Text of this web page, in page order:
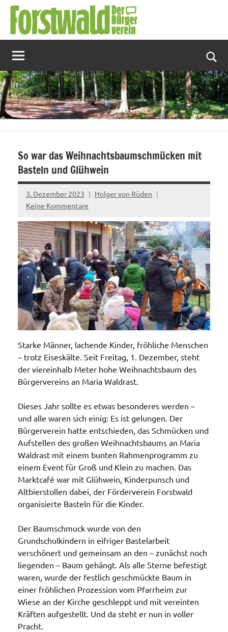
Zum
Inhalt
springen
So war das Weihnachtsbaumschmücken mit
Basteln und Glühwein
3. Dezember 2023
Holger von Rüden
Keine Kommentare
Starke Männer, lachende Kinder, fröhliche Menschen
– trotz Eiseskälte. Seit Freitag, 1. Dezember, steht
der viereinhalb Meter hohe Weihnachtsbaum des
Bürgervereins an Maria Waldrast.
Dieses Jahr sollte es etwas besonderes werden –
und alle waren sich einig: Es ist gelungen. Der
Bürgerverein hatte entschieden, das Schmücken und
Aufstellen des großen Weihnachtsbaums an Maria
Waldrast mit einem bunten Rahmenprogramm zu
einem Event für Groß und Klein zu machen. Das
Marktcafé war mit Glühwein, Kinderpunsch und
Altbierstollen dabei, der Förderverein Forstwald
organisierte Basteln für die Kinder.
Der Baumschmuck wurde von den
Grundschulkindern in eifriger Bastelarbeit
verschönert und gemeinsam an den – zunächst noch
liegenden – Baum gehängt. Als alle Sterne befestigt
waren, wurde der festlich geschmückte Baum in
einer fröhlichen Prozession vom Pfarrheim zur
Wiese an der Kirche geschleppt und mit vereinten
Kräften aufgestellt. Und da steht er nun in voller
Pracht.